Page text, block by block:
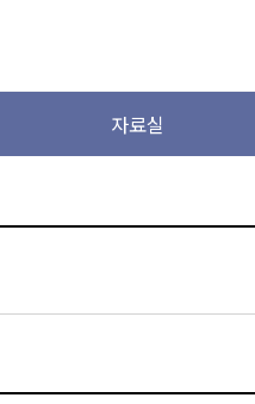
자료실